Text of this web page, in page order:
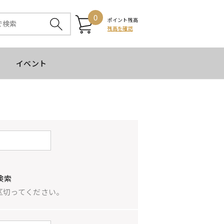
0
ポイント残高
残高を確認
イベント
索
ってください。